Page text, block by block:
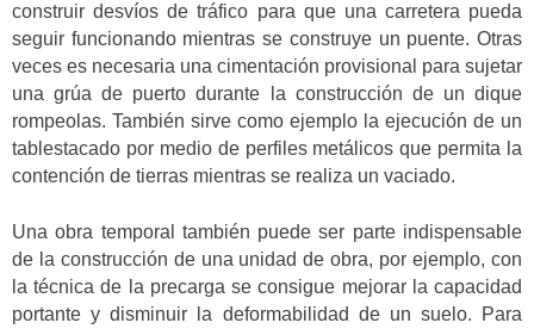
construir desvíos de tráfico para que una carretera pueda
seguir funcionando mientras se construye un puente. Otras
veces es necesaria una cimentación provisional para sujetar
una grúa de puerto durante la construcción de un dique
rompeolas. También sirve como ejemplo la ejecución de un
tablestacado por medio de perfiles metálicos que permita la
contención de tierras mientras se realiza un vaciado.
Una obra temporal también puede ser parte indispensable
de la construcción de una unidad de obra, por ejemplo, con
la técnica de la precarga se consigue mejorar la capacidad
portante y disminuir la deformabilidad de un suelo. Para